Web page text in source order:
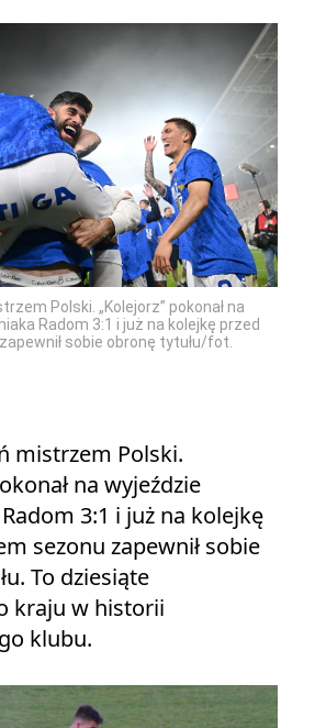
Polski. „Kolejorz” pokonał na
Radom 3:1 i już na kolejkę przed
sobie obronę tytułu/fot.
mistrzem Polski.
na wyjeździe
3:1 i już na kolejkę
sezonu zapewnił sobie
To dziesiąte
kraju w historii
klubu.